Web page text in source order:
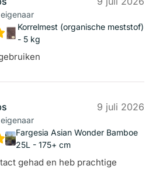
Korrelmest (organische meststof)
- 5 kg
9 juli 2026
Fargesia Asian Wonder Bamboe
25L - 175+ cm
gehad en heb prachtige